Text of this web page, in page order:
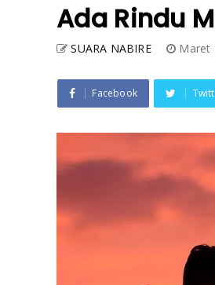
Ada Rindu
SUARA NABIRE Maret
Facebook